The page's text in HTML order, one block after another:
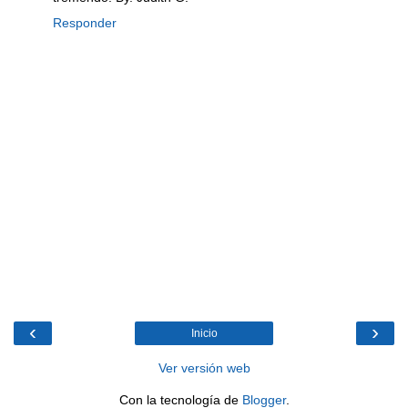
Responder
‹ ›
Inicio
Ver versión web
Con la tecnología de Blogger.